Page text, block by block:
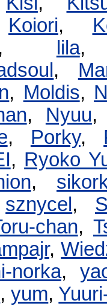
Koiori,
, lila
,
, Moldis,
, Nyuu
, Porky,
, Ryoko
,
sznycel ,
chan,
,
norka,
,yum,